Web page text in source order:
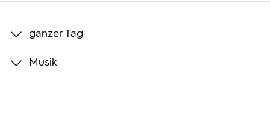
Bilder
ganzer Tag
Musik